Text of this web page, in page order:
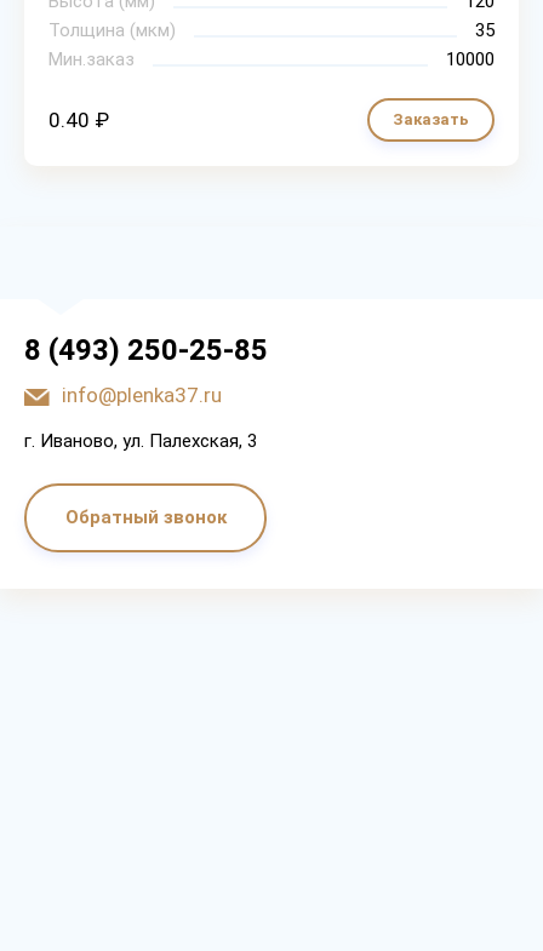
Толщина (мкм)
35
Мин.заказ
10000
0.40 ₽ Заказать
8 (493) 250-25-85
info@plenka37.ru
г. Иваново, ул. Палехская, 3
Обратный звонок